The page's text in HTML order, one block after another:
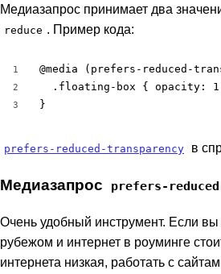
Медиазапрос принимает два
reduce . Пример кода:
1
2
3
@media (prefers-reduced-
.floating-box { opacity:
}
prefers-reduced-transparency в
Медиазапрос prefers-
Очень удобный инструмент. Если вы
рубежом и интернет в роуминге
интернета низкая, работать с